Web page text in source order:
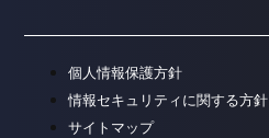
個人情報保護方針
情報セキュリティに関する方針
サイトマップ